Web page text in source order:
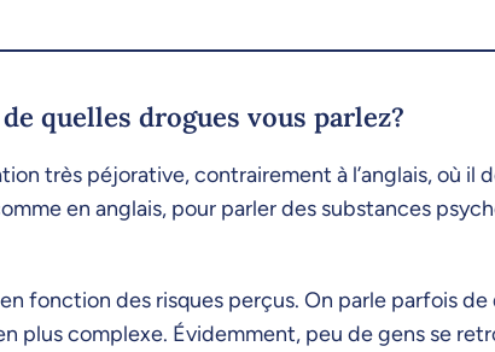
quelles drogues vous parlez?
très péjorative, contrairement à l’anglais, où
en anglais, pour parler des substances
fonction des risques perçus. On parle parfois
plus complexe. Évidemment, peu de gens se